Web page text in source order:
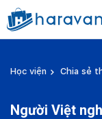
Học viện Chia sẻ
Người Việt